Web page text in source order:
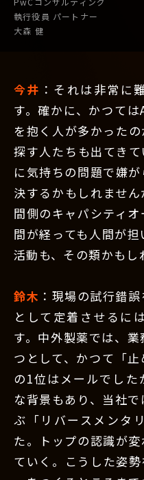
執行役員 パートナー
大森 健
今井 ：それは非常に
す。確かに、かつて
を抱く人が多かった
探す人たちも出てき
に気持ちの問題で嫌
決するかもしれませ
間側のキャパシティ
間が経っても人間が
活動も、その類かもし
鈴木 ：現場の試行錯
として定着させるに
す。中外製薬では、
つとして、かつて「止
の1位はメールでした
な背景もあり、当社
ぶ「リバースメンタ
た。トップの認識が
ていく。こうした姿